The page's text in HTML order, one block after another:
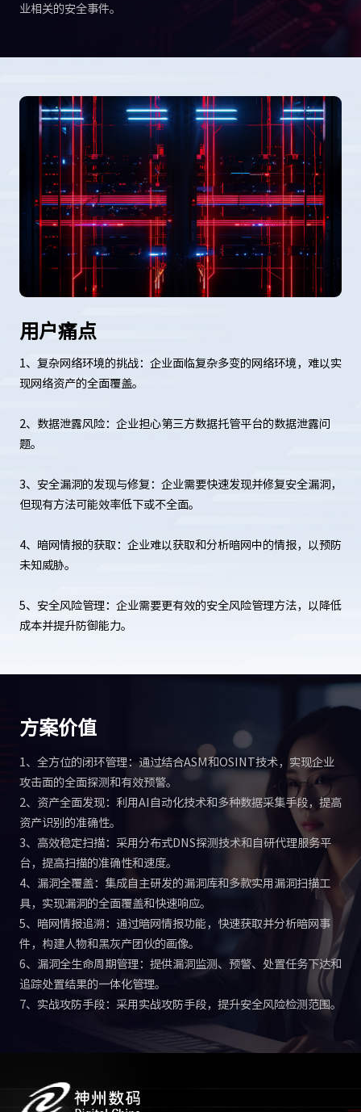
业相关的安全事件。
用户痛点
1、复杂网络环境的挑战：企业面临复杂多变的网络环境，难以实
现网络资产的全面覆盖。
2、数据泄露风险：企业担心第三方数据托管平台的数据泄露问
题。
3、安全漏洞的发现与修复：企业需要快速发现并修复安全漏洞，
但现有方法可能效率低下或不全面。
4、暗网情报的获取：企业难以获取和分析暗网中的情报，以预防
未知威胁。
5、安全风险管理：企业需要更有效的安全风险管理方法，以降低
成本并提升防御能力。
方案价值
1、全方位的闭环管理：通过结合ASM和OSINT技术，实现企业
攻击面的全面探测和有效预警。
2、资产全面发现：利用AI自动化技术和多种数据采集手段，提高
资产识别的准确性。
3、高效稳定扫描：采用分布式DNS探测技术和自研代理服务平
台，提高扫描的准确性和速度。
4、漏洞全覆盖：集成自主研发的漏洞库和多款实用漏洞扫描工
具，实现漏洞的全面覆盖和快速响应。
5、暗网情报追溯：通过暗网情报功能，快速获取并分析暗网事
件，构建人物和黑灰产团伙的画像。
6、漏洞全生命周期管理：提供漏洞监测、预警、处置任务下达和
追踪处置结果的一体化管理。
7、实战攻防手段：采用实战攻防手段，提升安全风险检测范围。